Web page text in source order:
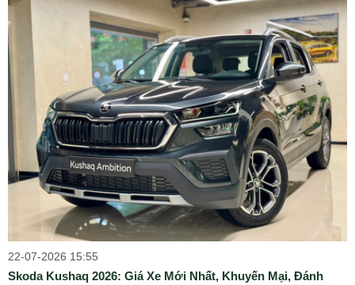
22-07-2026 15:55
Skoda Kushaq 2026: Giá Xe Mới Nhất, Khuyến Mại, Đánh